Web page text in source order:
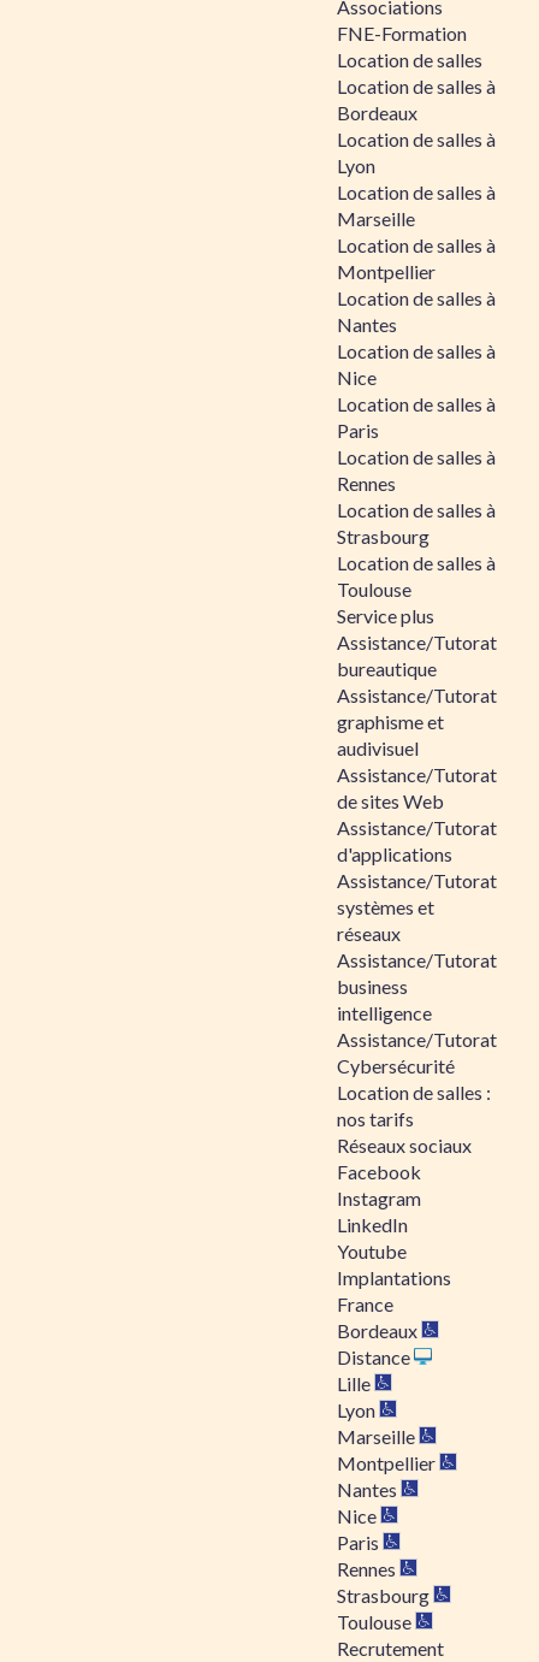
Associations
FNE-Formation
Location de salles
Location de salles à
Bordeaux
Location de salles à
Lyon
Location de salles à
Marseille
Location de salles à
Montpellier
Location de salles à
Nantes
Location de salles à
Nice
Location de salles à
Paris
Location de salles à
Rennes
Location de salles à
Strasbourg
Location de salles à
Toulouse
Service plus
Assistance/Tutorat
bureautique
Assistance/Tutorat
graphisme et
audivisuel
Assistance/Tutorat
de sites Web
Assistance/Tutorat
d'applications
Assistance/Tutorat
systèmes et
réseaux
Assistance/Tutorat
business
intelligence
Assistance/Tutorat
Cybersécurité
Location de salles :
nos tarifs
Réseaux sociaux
Facebook
Instagram
LinkedIn
Youtube
Implantations
France
Bordeaux
Distance
Lille
Lyon
Marseille
Montpellier
Nantes
Nice
Paris
Rennes
Strasbourg
Toulouse
Recrutement